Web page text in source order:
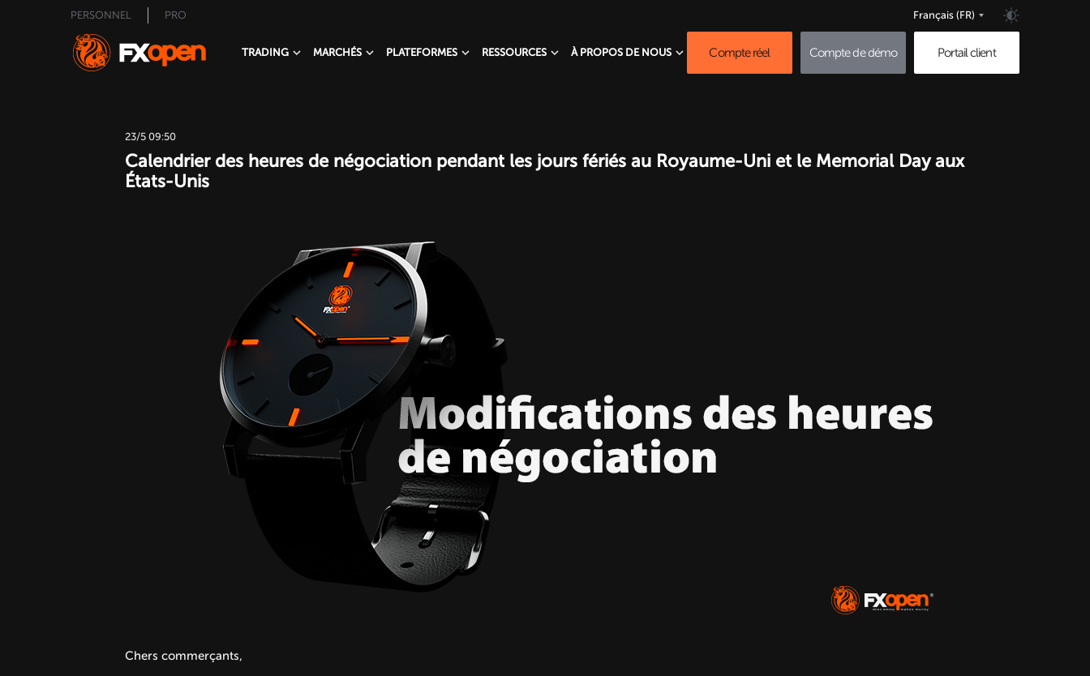
PERSONNEL PRO Français (FR)
TRADING MARCHÉS PLATEFORMES RESSOURCES À PROPOS DE NOUS Compte réel Compte de démo Portail client
23/5 09:50
Calendrier des heures de négociation pendant les jours fériés au Royaume-Uni et le Memorial Day aux
États-Unis
Chers commerçants,